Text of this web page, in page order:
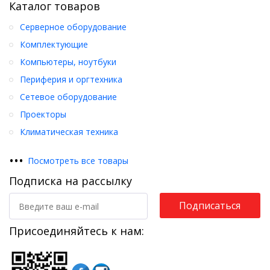
Каталог товаров
Серверное оборудование
Комплектующие
Компьютеры, ноутбуки
Периферия и оргтехника
Сетевое оборудование
Проекторы
Климатическая техника
••• Посмотреть все товары
Подписка на рассылку
Подписаться
Присоединяйтесь к нам: